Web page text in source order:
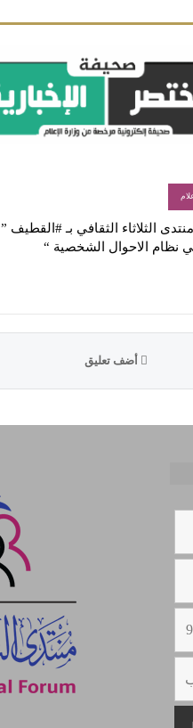
الثلاثاء الثقافي بـ #القطيف ”
نظام الاحوال الشخصية “
أضف تعليق